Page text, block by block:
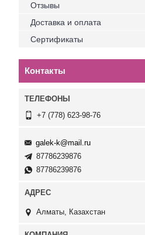
Отзывы
Доставка и оплата
Сертификаты
Контакты
+7 (778) 623-98-76
galek-k@mail.ru
87786239876
87786239876
Алматы, Казахстан